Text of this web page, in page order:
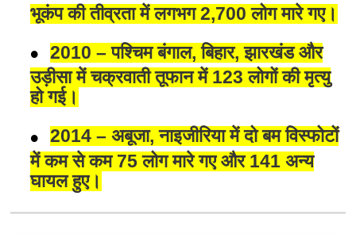
भूकंप की तीव्रता में लगभग 2,700 लोग मारे गए।
2010 – पश्चिम बंगाल, बिहार, झारखंड और
उड़ीसा में चक्रवाती तूफान में 123 लोगों की मृत्यु
हो गई।
2014 – अबूजा, नाइजीरिया में दो बम विस्फोटों
में कम से कम 75 लोग मारे गए और 141 अन्य
घायल हुए।